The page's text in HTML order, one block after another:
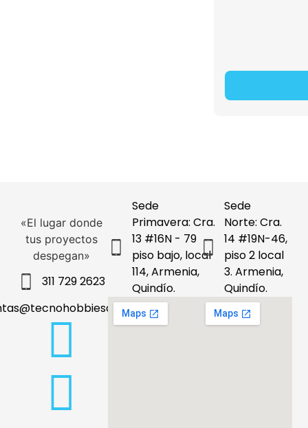
«El lugar donde
tus proyectos
despegan»
311 729 2623
Sede
Primavera: Cra.
13 #16N - 79
piso bajo, local
114, Armenia,
Quindío.
Sede
Norte: Cra.
14 #19N-46,
piso 2 local
3. Armenia,
Quindío.